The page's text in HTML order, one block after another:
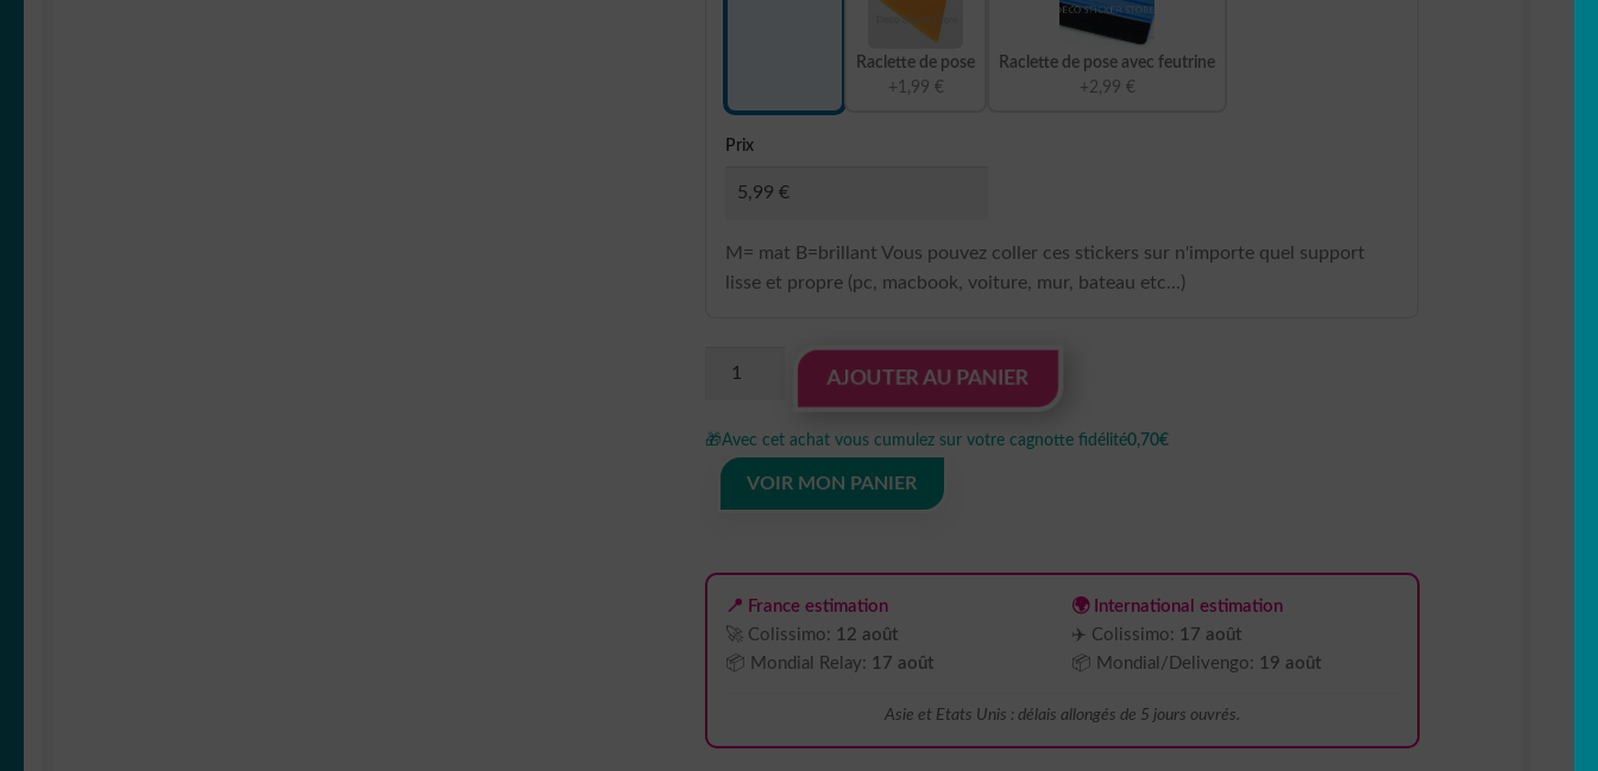
Raclette de pose
+1,99 €
Raclette de pose avec feutrine
+2,99 €
Prix
M= mat B=brillant Vous pouvez coller ces stickers sur n'importe quel support
lisse et propre (pc, macbook, voiture, mur, bateau etc...)
Autocollant
chibi
macbook
AJOUTER AU PANIER
🎁Avec cet achat vous cumulez sur votre cagnotte fidélité0,70€
VOIR MON PANIER
📍 France estimation
🚀 Colissimo: 12 août
📦 Mondial Relay: 17 août
🌍 International estimation
✈️ Colissimo: 17 août
📦 Mondial/Delivengo: 19 août
Asie et Etats Unis : délais allongés de 5 jours ouvrés.